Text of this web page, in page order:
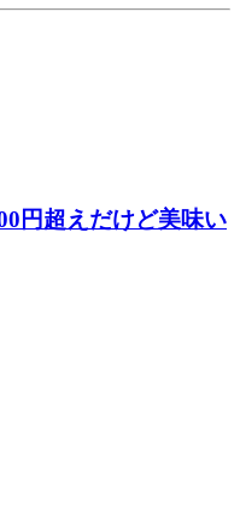
円超えだけど美味い